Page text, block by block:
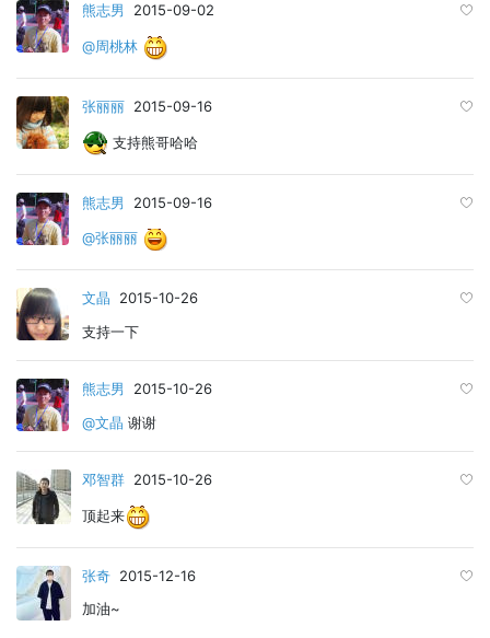
熊志男 2015-09-02
@周桃林
张丽丽 2015-09-16
支持熊哥哈哈
熊志男 2015-09-16
@张丽丽
文晶 2015-10-26
支持一下
熊志男
2015-10-26
@文晶 谢谢
邓智群 2015-10-26
顶起来
张奇 2015-12-16
加油~